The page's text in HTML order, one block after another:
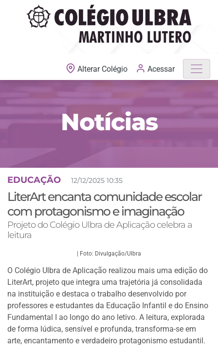
MATRÍCULAS ABERTAS
Alterar Colégio Acessar
Notícias
EDUCAÇÃO 12/12/2025 10:35
LiterArt encanta comunidade escolar
com protagonismo e imaginação
Projeto do Colégio Ulbra de Aplicação celebra a
leitura
| Foto: Divulgação/Ulbra
O Colégio Ulbra de Aplicação realizou mais uma edição do
LiterArt, projeto que integra uma trajetória já consolidada
na instituição e destaca o trabalho desenvolvido por
professores e estudantes da Educação Infantil e do Ensino
Fundamental I ao longo do ano letivo. A leitura, explorada
de forma lúdica, sensível e profunda, transforma-se em
arte, encantamento e verdadeiro protagonismo estudantil.